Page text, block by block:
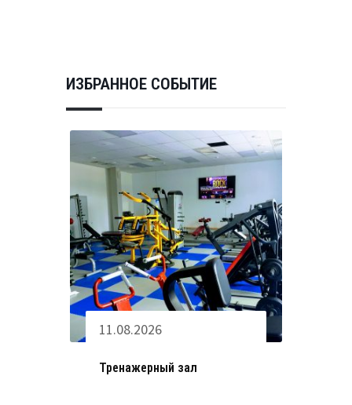
ИЗБРАННОЕ СОБЫТИЕ
11.08.2026
Тренажерный зал